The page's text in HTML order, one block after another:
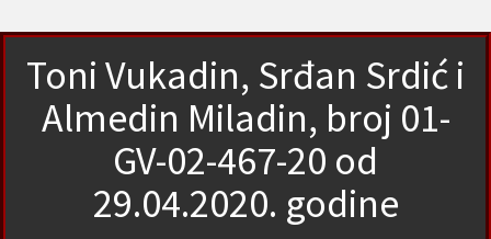
Toni Vukadin, Srđan Srdić i
Almedin Miladin, broj 01-
GV-02-467-20 od
29.04.2020. godine